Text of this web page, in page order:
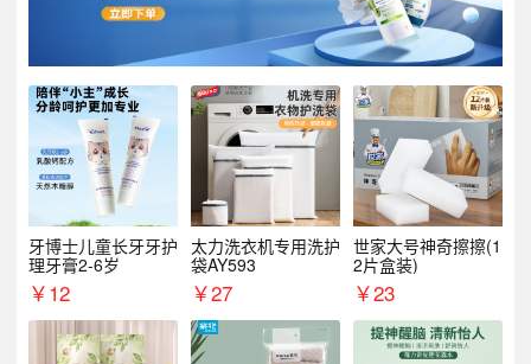
牙博士儿童长牙牙护
理牙膏2-6岁
￥12
太力洗衣机专用洗护
袋AY593
￥27
世家大号神奇擦擦(1
2片盒装)
￥23